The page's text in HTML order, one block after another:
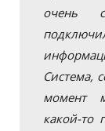
очень
Система,
момент
какой-то